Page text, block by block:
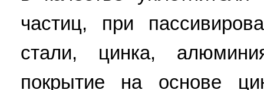
частиц, при
стали, цинка,
покрытие на основе